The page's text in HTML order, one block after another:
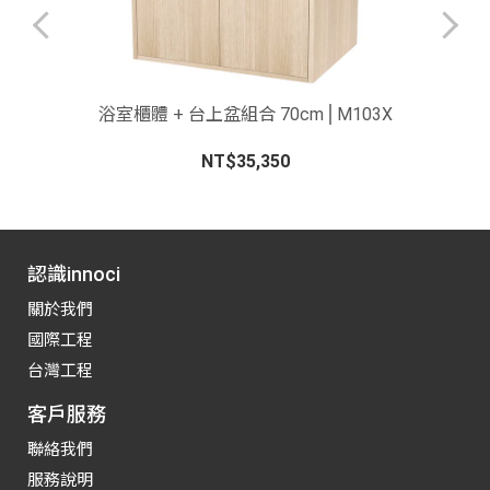
浴室櫃體 + 台上盆組合 70cm⎪M103X
NT$35,350
認識innoci
關於我們
國際工程
台灣工程
客戶服務
聯絡我們
服務說明